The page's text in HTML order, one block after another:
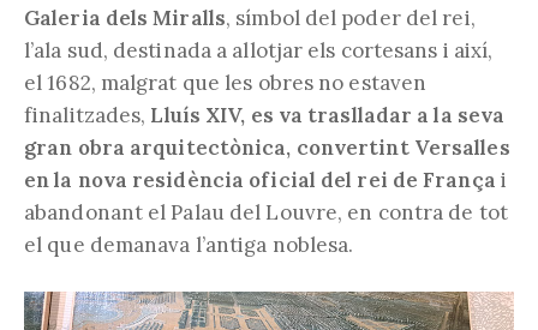
Galeria dels Miralls, símbol del poder del rei,
l’ala sud, destinada a allotjar els cortesans i així,
el 1682, malgrat que les obres no estaven
finalitzades, Lluís XIV, es va traslladar a la seva
gran obra arquitectònica, convertint Versalles
en la nova residència oficial del rei de França i
abandonant el Palau del Louvre, en contra de tot
el que demanava l’antiga noblesa.